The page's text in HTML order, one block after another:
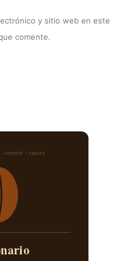
y sitio web en este
comente.
terroir · tueste